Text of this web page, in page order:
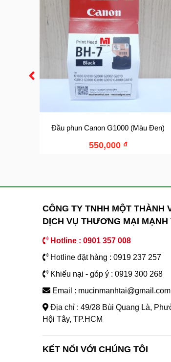
Đầu phun Canon G1000 (Màu Đen)
550,000 ₫
CÔNG TY TNHH MỘT THÀNH
DỊCH VỤ THƯƠNG MẠI MẠNH
Hotline : 0901 357 008
Hotline đặt hàng : 0919 237 257
Khiếu nại - góp ý : 0919 300 268
Email : mucinmanhtai@gmail.com
Địa chỉ : 49/28 Bùi Quang Là,
Hội Tây, TP.HCM
KẾT NỐI VỚI CHÚNG TÔI